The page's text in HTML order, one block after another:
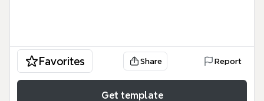
Favorites Share Report
Get template